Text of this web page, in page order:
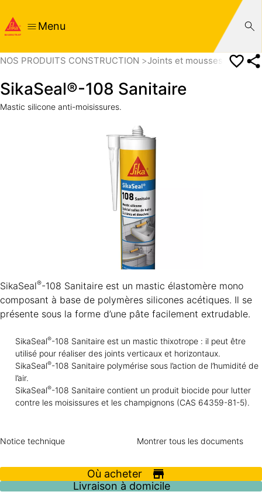
Menu
NOS PRODUITS CONSTRUCTION Joints et mousses de
SikaSeal®-108 Sanitaire
Mastic silicone anti-moisissures.
SikaSeal®-108 Sanitaire est un mastic élastomère mono
composant à base de polymères silicones acétiques. Il se
présente sous la forme d’une pâte facilement extrudable.
SikaSeal®-108 Sanitaire est un mastic thixotrope : il peut être
utilisé pour réaliser des joints verticaux et horizontaux.
SikaSeal®-108 Sanitaire polymérise sous l’action de l’humidité de
l’air.
SikaSeal®-108 Sanitaire contient un produit biocide pour lutter
contre les moisissures et les champignons (CAS 64359-81-5).
Notice technique Montrer tous les documents
Où acheter
Livraison à domicile